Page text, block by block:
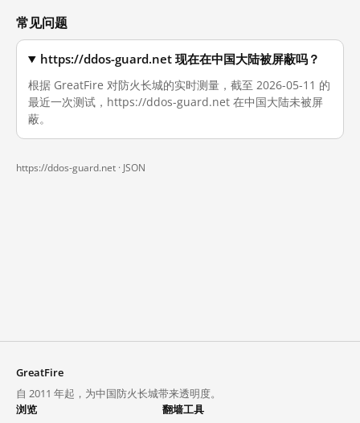
常见问题
https://ddos-guard.net 现在在中国大陆被屏蔽吗？
根据 GreatFire 对防火长城的实时测量，截至 2026-05-11 的
最近一次测试，https://ddos-guard.net 在中国大陆未被屏
蔽。
https://ddos-guard.net · JSON
GreatFire
自 2011 年起，为中国防火长城带来透明度。
浏览
翻墙工具